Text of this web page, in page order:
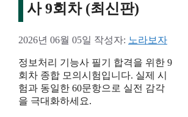
사 9회차 (최신판)
2026년 06월 05일 작성자: 노라보자
정보처리 기능사 필기 합격을 위한 9
회차 종합 모의시험입니다. 실제 시
험과 동일한 60문항으로 실전 감각
을 극대화하세요.